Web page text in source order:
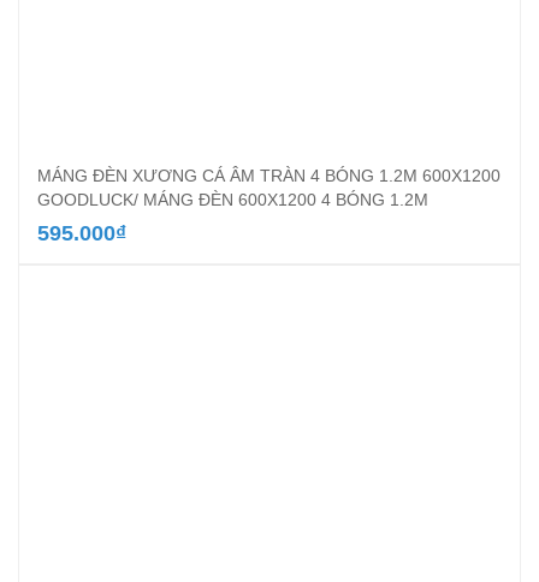
MÁNG ĐÈN XƯƠNG CÁ ÂM TRÀN 4 BÓNG 1.2M 600X1200
GOODLUCK/ MÁNG ĐÈN 600X1200 4 BÓNG 1.2M
595.000₫